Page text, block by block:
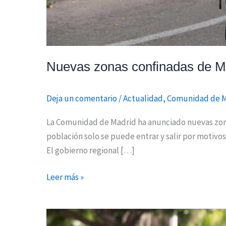
Nuevas zonas confinadas de
Deja un comentario/Actualidad,Comunidad de
La Comunidad de Madrid ha anunciado nuevas
población solo se puede entrar y salir por
El gobierno regional […]
Leer más »
La